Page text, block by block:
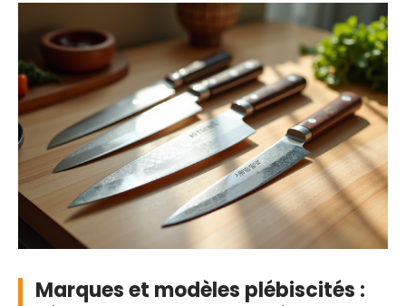
Marques et modèles plébiscités :